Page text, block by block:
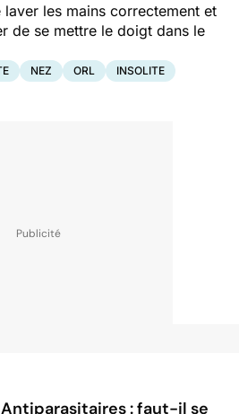
les mains correctement et
de se mettre le doigt dans le
NEZ ORL
INSOLITE
Antiparasitaires : faut-il se